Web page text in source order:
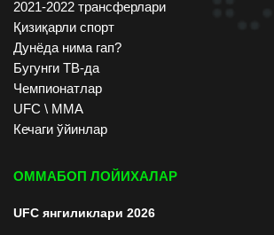
2021-2022 трансферлари
Қизиқарли спорт
Дунёда нима гап?
Бугунги ТВ-да
Чемпионатлар
UFC \ ММА
Кечаги ўйинлар
ОММАБОП ЛОЙИХАЛАР
UFC янгиликлари 2026